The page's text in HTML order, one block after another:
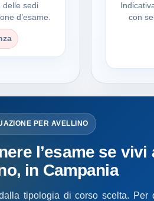
delle sedi
d’esame.
con
PER AVELLINO
l’esame se vivi
in Campania
tipologia di corso scelta. Per